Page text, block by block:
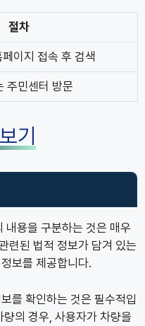
절차
이지 접속 후 검색
주민센터 방문
기
내용을 구분하는 것은 매우
련된 법적 정보가 담겨 있는
보를 제공합니다.
를 확인하는 것은 필수적입
의 경우, 사용자가 차량을